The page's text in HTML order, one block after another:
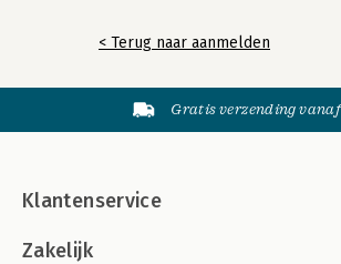
< Terug naar aanmelden
Gratis verzending
Klantenservice
Zakelijk